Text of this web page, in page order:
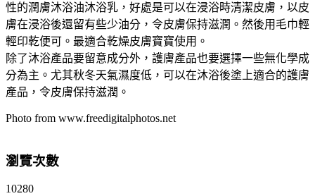
性的潤膚沐浴油沐浴乳，好處是可以在浸浴時清潔皮膚，以皮
膚在浸浴後還留有些少油分，令皮膚保持滋潤。然後用毛巾輕
輕印乾便可。最適合乾燥皮膚寶寶使用。
除了沐浴產品要留意成分外，護膚產品也要選擇一些無化學成
分為主。尤其秋冬天氣濕度低，可以在沐浴後塗上適合的護膚
產品，令皮膚保持滋潤。
Photo from www.freedigitalphotos.net
瀏覽次數
10280